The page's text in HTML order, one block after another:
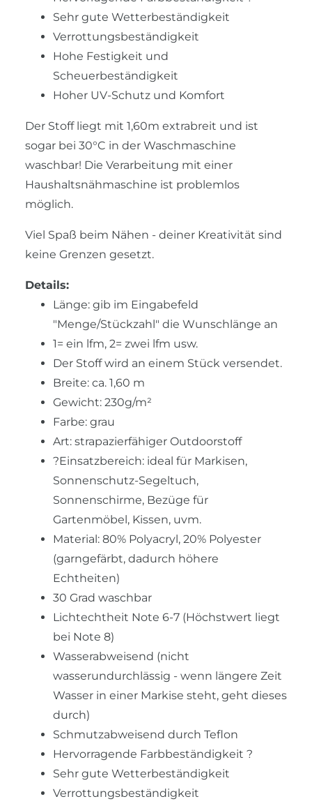
Sehr gute Wetterbeständigkeit
Verrottungsbeständigkeit
Hohe Festigkeit und
Scheuerbeständigkeit
Hoher UV-Schutz und Komfort
Der Stoff liegt mit 1,60m extrabreit und ist
sogar bei 30°C in der Waschmaschine
waschbar! Die Verarbeitung mit einer
Haushaltsnähmaschine ist problemlos
möglich.
Viel Spaß beim Nähen - deiner Kreativität sind
keine Grenzen gesetzt.
Details:
Länge: gib im Eingabefeld
"Menge/Stückzahl" die Wunschlänge an
1= ein lfm, 2= zwei lfm usw.
Der Stoff wird an einem Stück versendet.
Breite: ca. 1,60 m
Gewicht: 230g/m²
Farbe: grau
Art: strapazierfähiger Outdoorstoff
?Einsatzbereich: ideal für Markisen,
Sonnenschutz-Segeltuch,
Sonnenschirme, Bezüge für
Gartenmöbel, Kissen, uvm.
Material: 80% Polyacryl, 20% Polyester
(garngefärbt, dadurch höhere
Echtheiten)
30 Grad waschbar
Lichtechtheit Note 6-7 (Höchstwert liegt
bei Note 8)
Wasserabweisend (nicht
wasserundurchlässig - wenn längere Zeit
Wasser in einer Markise steht, geht dieses
durch)
Schmutzabweisend durch Teflon
Hervorragende Farbbeständigkeit ?
Sehr gute Wetterbeständigkeit
Verrottungsbeständigkeit